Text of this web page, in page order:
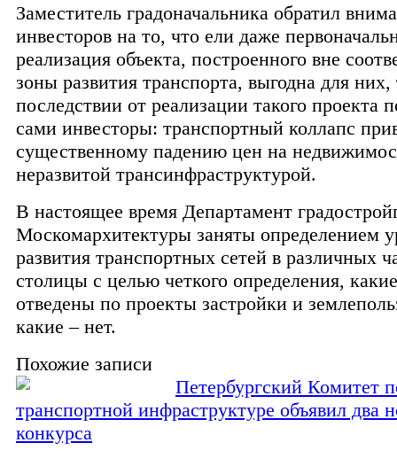
Заместитель градоначальника обратил
инвесторов на то, что ели даже
реализация объекта, построенного вне
зоны развития транспорта, выгодна для них,
последствии от реализации такого проекта
сами инвесторы: транспортный коллапс
существенному падению цен на
неразвитой трансинфраструктурой.
В настоящее время Департамент
Москомархитектуры заняты определением
развития транспортных сетей в различных
столицы с целью четкого определения,
отведены по проекты застройки и
какие – нет.
Похожие записи
Петербургский Комитет
транспортной инфраструктуре объявил два
конкурса